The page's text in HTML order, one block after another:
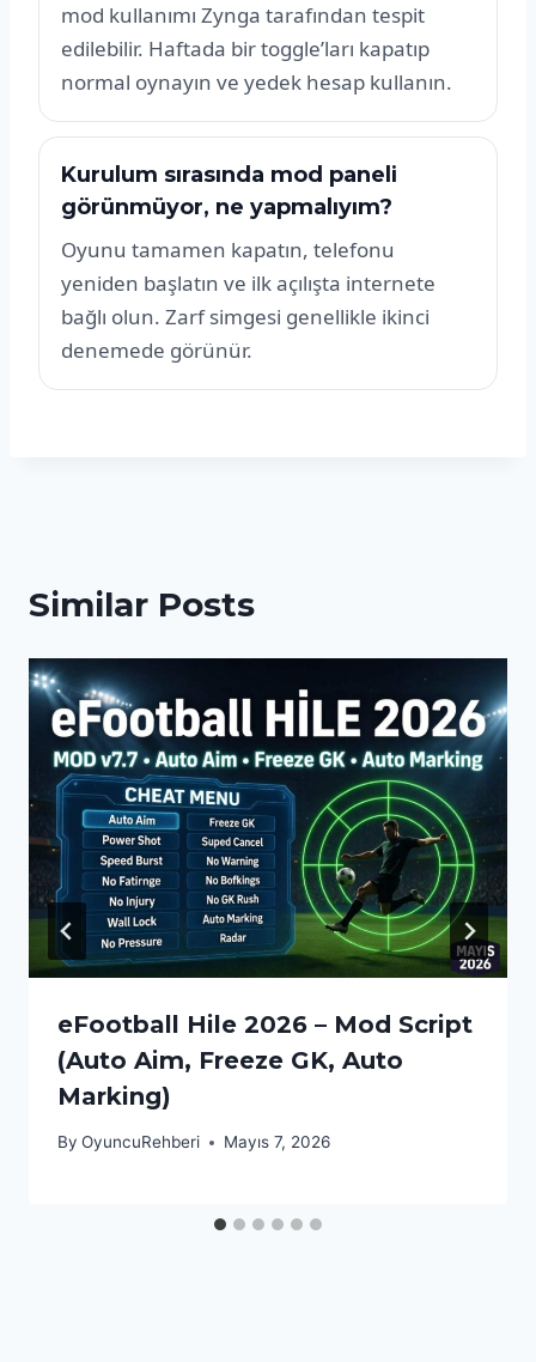
mod kullanımı Zynga tarafından tespit
edilebilir. Haftada bir toggle’ları kapatıp
normal oynayın ve yedek hesap kullanın.
Kurulum sırasında mod paneli
görünmüyor, ne yapmalıyım?
Oyunu tamamen kapatın, telefonu
yeniden başlatın ve ilk açılışta internete
bağlı olun. Zarf simgesi genellikle ikinci
denemede görünür.
Similar Posts
eFootball Hile 2026 – Mod Script
(Auto Aim, Freeze GK, Auto
Marking)
By OyuncuRehberi Mayıs 7, 2026